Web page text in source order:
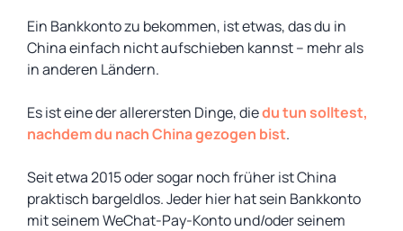
Ein Bankkonto zu bekommen, ist etwas, das du in
China einfach nicht aufschieben kannst – mehr als
in anderen Ländern.
Es ist eine der allerersten Dinge, diedu tun solltest,
nachdem du nach China gezogen bist.
Seit etwa 2015 oder sogar noch früher ist China
praktisch bargeldlos. Jeder hier hat sein Bankkonto
mit seinem WeChat-Pay-Konto und/oder seinem